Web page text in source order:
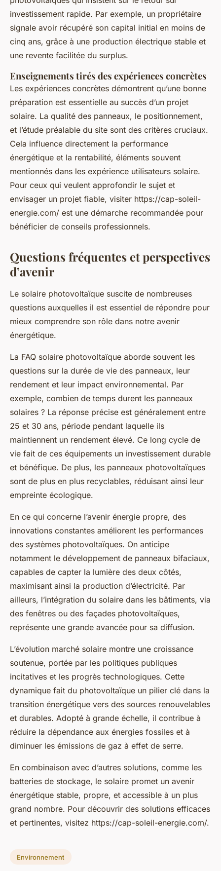
investissement rapide. Par exemple, un propriétaire
signale avoir récupéré son capital initial en moins de
cinq ans, grâce à une production électrique stable et
une revente facilitée du surplus.
Enseignements tirés des expériences concrètes
Les expériences concrètes démontrent qu’une bonne
préparation est essentielle au succès d’un projet
solaire. La qualité des panneaux, le positionnement,
et l’étude préalable du site sont des critères cruciaux.
Cela influence directement la performance
énergétique et la rentabilité, éléments souvent
mentionnés dans les expérience utilisateurs solaire.
Pour ceux qui veulent approfondir le sujet et
envisager un projet fiable, visiter https://cap-soleil-
energie.com/ est une démarche recommandée pour
bénéficier de conseils professionnels.
Questions fréquentes et perspectives
d’avenir
Le solaire photovoltaïque suscite de nombreuses
questions auxquelles il est essentiel de répondre pour
mieux comprendre son rôle dans notre avenir
énergétique.
La FAQ solaire photovoltaïque aborde souvent les
questions sur la durée de vie des panneaux, leur
rendement et leur impact environnemental. Par
exemple, combien de temps durent les panneaux
solaires ? La réponse précise est généralement entre
25 et 30 ans, période pendant laquelle ils
maintiennent un rendement élevé. Ce long cycle de
vie fait de ces équipements un investissement durable
et bénéfique. De plus, les panneaux photovoltaïques
sont de plus en plus recyclables, réduisant ainsi leur
empreinte écologique.
En ce qui concerne l’avenir énergie propre, des
innovations constantes améliorent les performances
des systèmes photovoltaïques. On anticipe
notamment le développement de panneaux bifaciaux,
capables de capter la lumière des deux côtés,
maximisant ainsi la production d’électricité. Par
ailleurs, l’intégration du solaire dans les bâtiments, via
des fenêtres ou des façades photovoltaïques,
représente une grande avancée pour sa diffusion.
L’évolution marché solaire montre une croissance
soutenue, portée par les politiques publiques
incitatives et les progrès technologiques. Cette
dynamique fait du photovoltaïque un pilier clé dans la
transition énergétique vers des sources renouvelables
et durables. Adopté à grande échelle, il contribue à
réduire la dépendance aux énergies fossiles et à
diminuer les émissions de gaz à effet de serre.
En combinaison avec d’autres solutions, comme les
batteries de stockage, le solaire promet un avenir
énergétique stable, propre, et accessible à un plus
grand nombre. Pour découvrir des solutions efficaces
et pertinentes, visitez https://cap-soleil-energie.com/.
Environnement